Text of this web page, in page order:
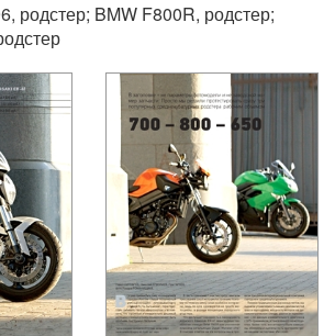
родстер; BMW F800R, родстер;